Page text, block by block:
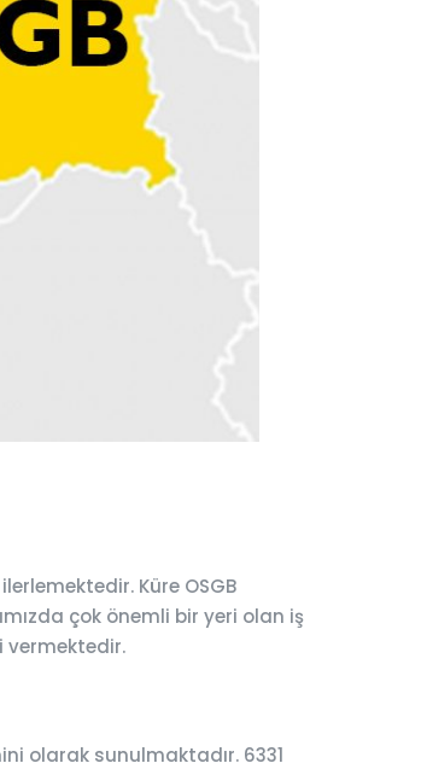
Küre OSGB
çok önemli bir yeri olan iş
vermektedir.
olarak sunulmaktadır. 6331